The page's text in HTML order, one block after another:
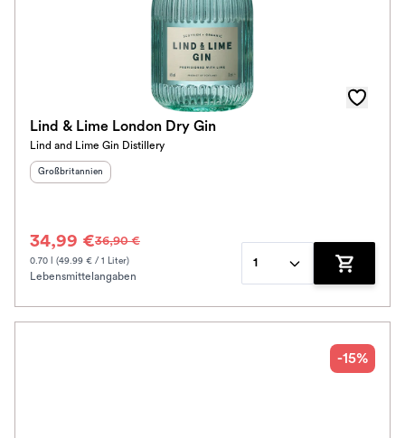
Im Rewe Handel erhältlich
Lind & Lime London Dry Gin
Lind and Lime Gin Distillery
Herkunftsland:
Großbritannien
34,99 €36,90 €
0.70 l (49.99 € / 1 Liter)
Lebensmittelangaben
1
Zum
-15%